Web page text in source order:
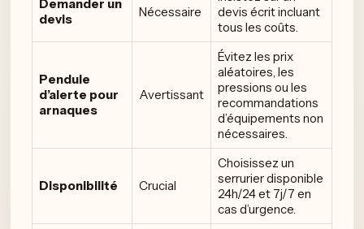
Demander un
devis
Nécessaire
devis écrit incluant
tous les coûts.
Pendule
d’alerte pour
arnaques
Avertissant
Évitez les prix
aléatoires, les
pressions ou les
recommandations
d’équipements non
nécessaires.
Disponibilité Crucial
Choisissez un
serrurier disponible
24h/24 et 7j/7 en
cas d’urgence.